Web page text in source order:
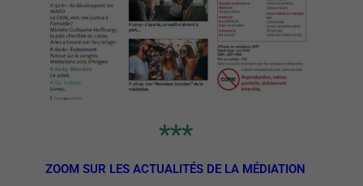
***
ZOOM SUR LES ACTUALITÉS DE LA MÉDIATION